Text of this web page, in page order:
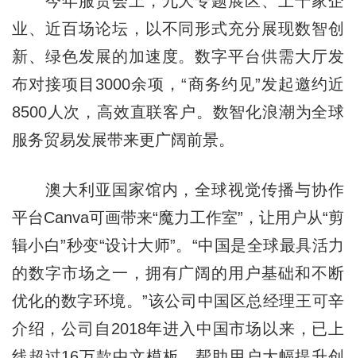
业、近百场论坛，以不同形式充分展现数智创
新、绿色发展的加速度。数字平台供需大厅发
布对接项目3000余项，“商务约见”发起邀约近
8500人次，高效直联客户。数智化浪潮为全球
服务贸易发展带来更广阔前景。
澳大利亚国家馆内，全球视觉传播与协作
平台Canva可画带来“魔力工作室”，让用户从“剪
辑小白”秒变“设计大师”。“中国是全球最具活力
的数字市场之一，拥有广阔的用户基础和不断
优化的数字环境。”该公司中国区总经理王可辛
介绍，公司自2018年进入中国市场以来，已上